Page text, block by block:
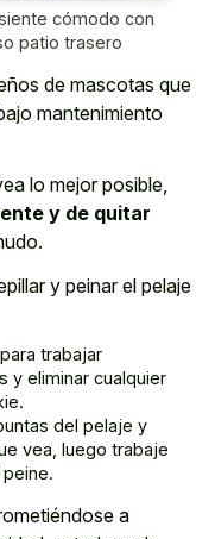
cómodo con
patio trasero
de mascotas que
mantenimiento
lo mejor posible,
y de quitar
y peinar el pelaje
trabajar
y eliminar cualquier
del pelaje y
vea, luego trabaje
a